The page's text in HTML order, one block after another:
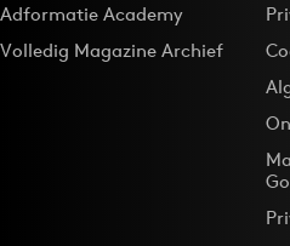
Adformatie Academy
Volledig Magazine Archief